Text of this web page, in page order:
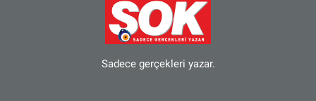
Sadece gerçekleri yazar.